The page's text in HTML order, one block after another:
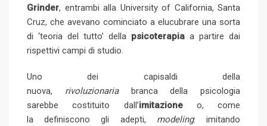
Grinder, entrambi alla University of California, Santa
Cruz, che avevano cominciato a elucubrare una sorta
di ‘teoria del tutto’ della psicoterapia a partire dai
rispettivi campi di studio.
Uno dei capisaldi della
nuova, rivoluzionariabranca della psicologia
sarebbe costituito dall’imitazioneo, come
la definiscono gli adepti, modeling: imitando